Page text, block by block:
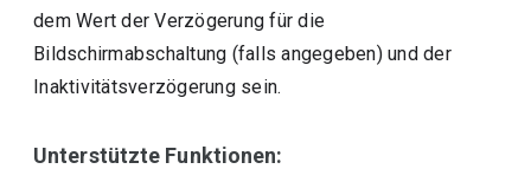
dem Wert der Verzögerung für die
Bildschirmabschaltung (falls angegeben) und der
Inaktivitätsverzögerung sein.
Unterstützte Funktionen: